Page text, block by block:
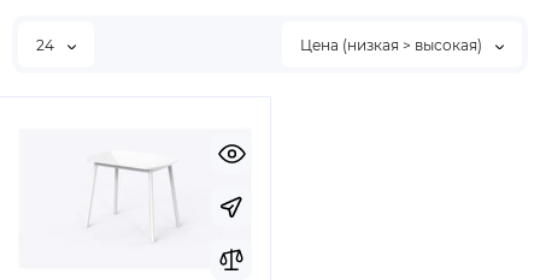
24 Цена (низкая > высокая)